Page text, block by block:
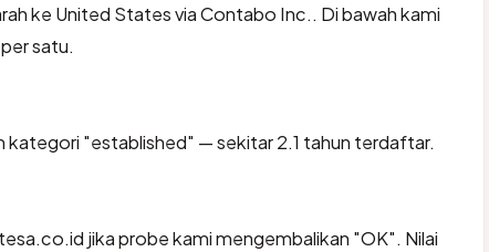
ke United States via Contabo Inc.. Di bawah kami
satu.
kategori "established" — sekitar 2.1 tahun terdaftar.
jika probe kami mengembalikan "OK". Nilai